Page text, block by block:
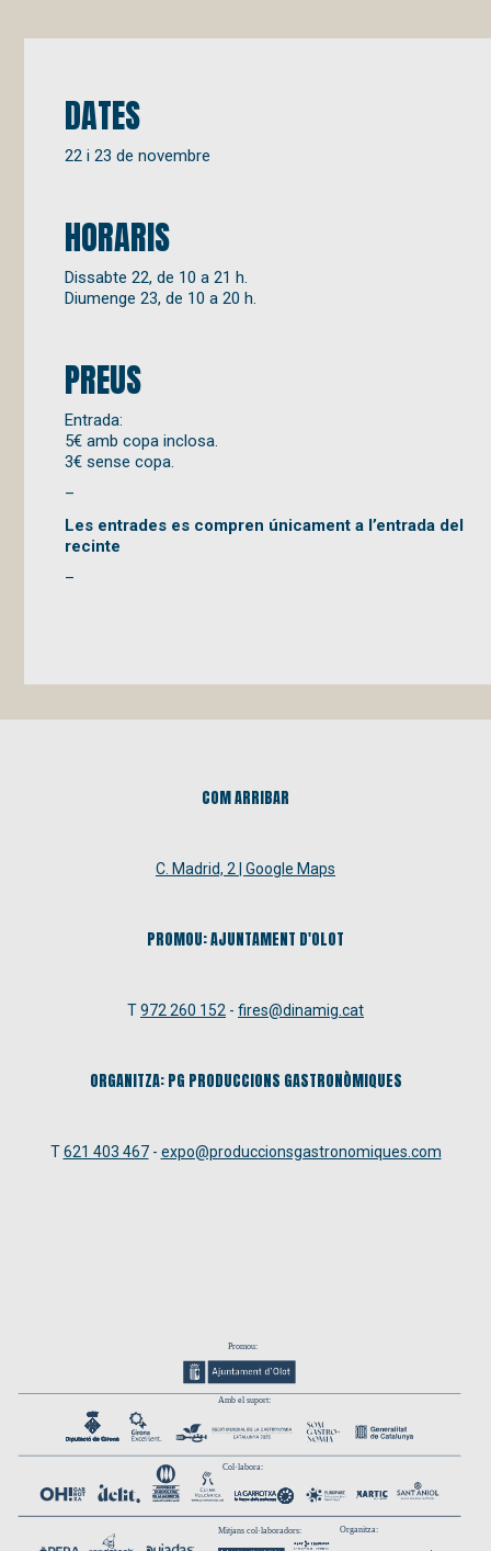
DATES
22 i 23 de novembre
HORARIS
Dissabte 22, de 10 a 21 h.
Diumenge 23, de 10 a 20 h.
PREUS
Entrada:
5€ amb copa inclosa.
3€ sense copa.
–
Les entrades es compren únicament a l’entrada del
recinte
–
COM ARRIBAR
C. Madrid, 2 | Google Maps
PROMOU: AJUNTAMENT D'OLOT
T972 260 152 - fires@dinamig.cat
ORGANITZA: PG PRODUCCIONS GASTRONÒMIQUES
T621 403 467- expo@produccionsgastronomiques.com